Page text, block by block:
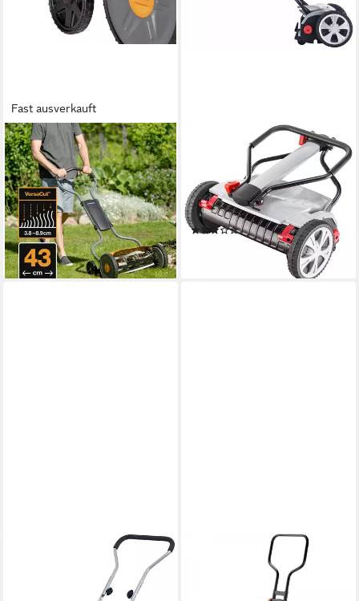
Fast ausverkauft
FISKARS
Spindelmäher Plus
Spindelmäher 1015649
234,99 €
lieferbar - in 2-3 Werktagen bei dir
Spindelmäher Razor Cut 38.1
HM Premiium, 38 cm
Schnittbreite,
Handrasenmäher
(2)
lieferbar in 6 Wochen